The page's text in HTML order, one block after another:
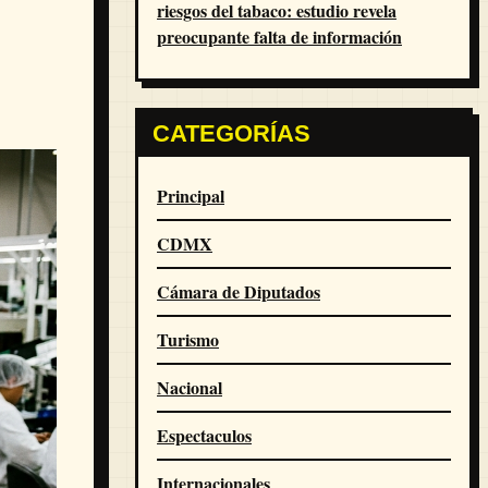
riesgos del tabaco: estudio revela
preocupante falta de información
CATEGORÍAS
Principal
CDMX
Cámara de Diputados
Turismo
Nacional
Espectaculos